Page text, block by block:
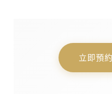
立即預